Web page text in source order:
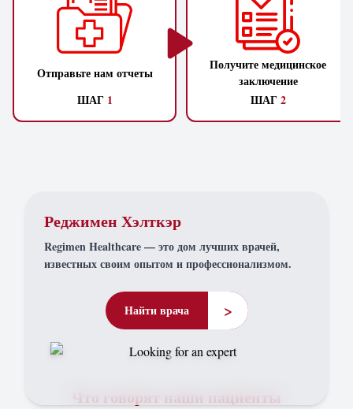
Отправьте нам отчеты
ШАГ 1
Получите медицинское
заключение
ШАГ2
Реджимен Хэлткэр
Regimen Healthcare — это дом лучших врачей,
известных своим опытом и профессионализмом.
Найти врача >
Что говорят наши пациенты